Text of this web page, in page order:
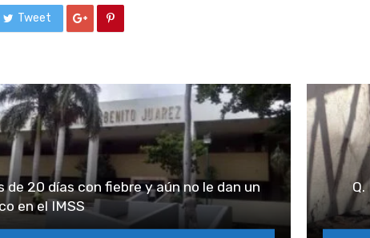
Tweet
de 20 días con fiebre y aún no le dan un
en el IMSS